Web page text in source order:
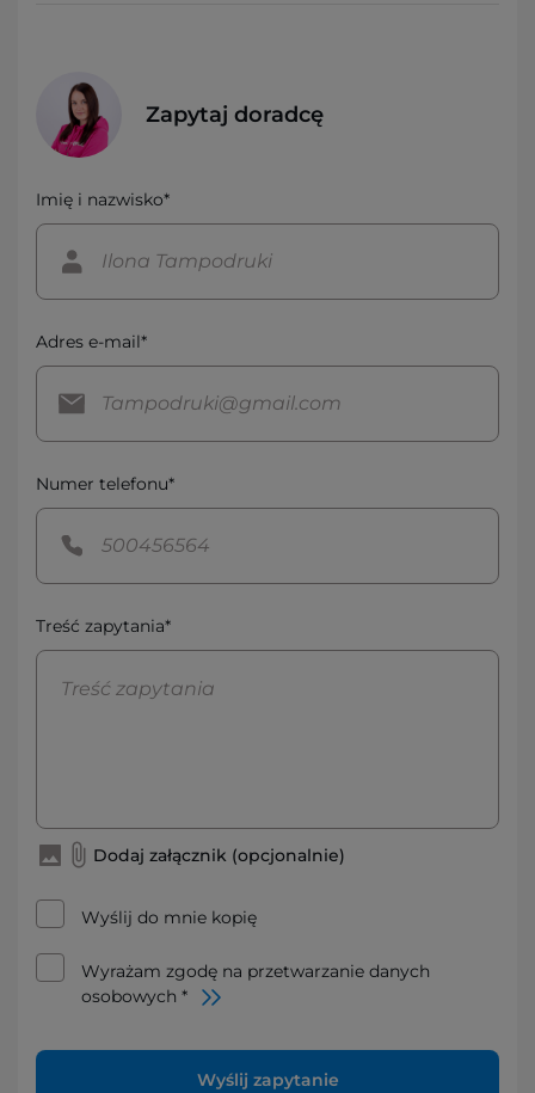
Zapytaj doradcę
Imię i nazwisko*
Adres e-mail*
Numer telefonu*
Treść zapytania*
Dodaj załącznik (opcjonalnie)
Wyślij do mnie kopię
Wyrażam zgodę na przetwarzanie danych
osobowych *
Wyślij zapytanie